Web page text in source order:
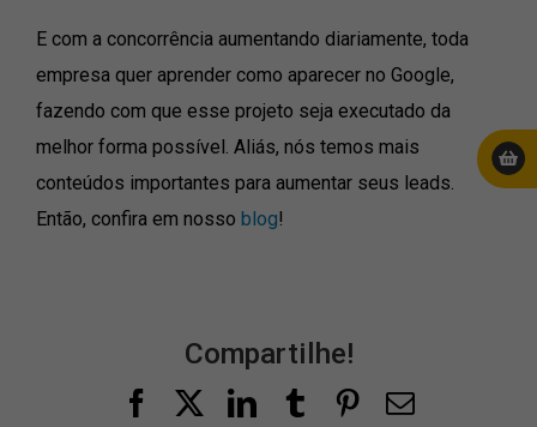
E com a concorrência aumentando diariamente, toda
empresa quer aprender como aparecer no Google,
fazendo com que esse projeto seja executado da
melhor forma possível. Aliás, nós temos mais
conteúdos importantes para aumentar seus leads.
Então, confira em nosso blog!
Compartilhe!
FacebookLinkedInTumblrPinterest
E-